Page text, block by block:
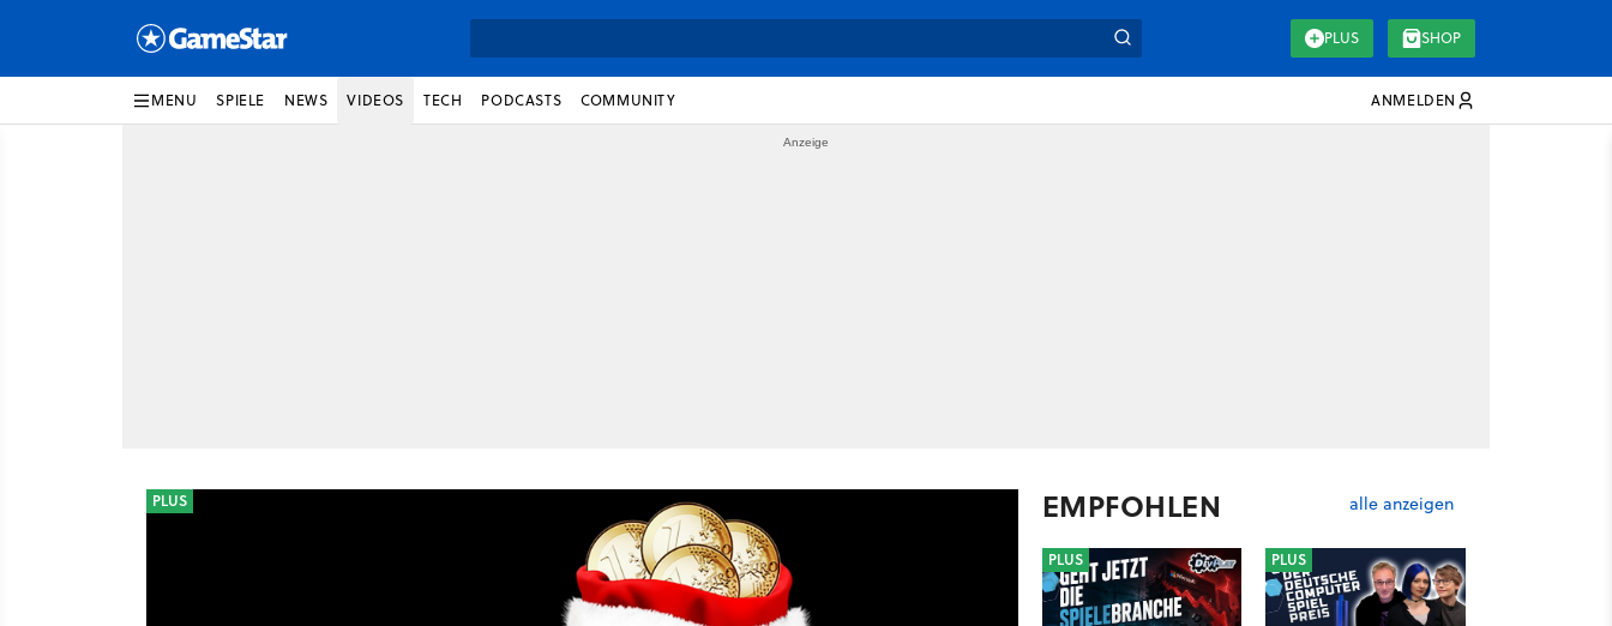
PLUS SHOP
MENU SPIELE NEWS VIDEOS TECH PODCASTS COMMUNITY ANMELDEN
PLUS EMPFOHLEN alle anzeigen
PLUS PLUS